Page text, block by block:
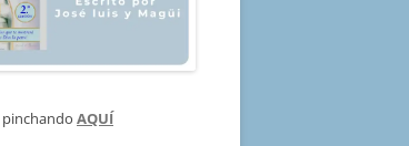
pinchando AQUÍ